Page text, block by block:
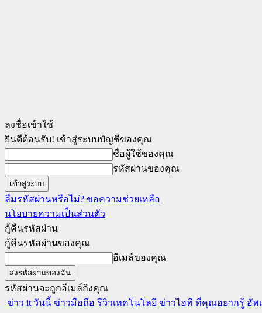
ลงชื่อเข้าใช้
ยินดีต้อนรับ! เข้าสู่ระบบบัญชีของคุณ
ชื่อผู้ใช้ของคุณ
รหัสผ่านของคุณ
ลืมรหัสผ่านหรือไม่? ขอความช่วยเหลือ
นโยบายความเป็นส่วนตัว
กู้คืนรหัสผ่าน
กู้คืนรหัสผ่านของคุณ
อีเมล์ของคุณ
รหัสผ่านจะถูกอีเมล์ถึงคุณ
ข่าว it วันนี้ ข่าวมือถือ รีวิวเทคโนโลยี ข่าวไอที ที่คุณอยากรู้ อัพ